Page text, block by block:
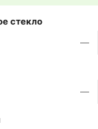
стекло
—
—